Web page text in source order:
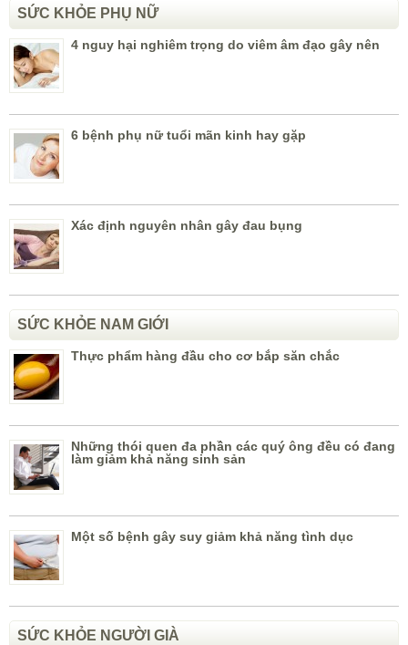
SỨC KHỎE PHỤ NỮ
4 nguy hại nghiêm trọng do viêm âm đạo gây nên
6 bệnh phụ nữ tuổi mãn kinh hay gặp
Xác định nguyên nhân gây đau bụng
SỨC KHỎE NAM GIỚI
Thực phẩm hàng đầu cho cơ bắp săn chắc
Những thói quen đa phần các quý ông đều có đang
làm giảm khả năng sinh sản
Một số bệnh gây suy giảm khả năng tình dục
SỨC KHỎE NGƯỜI GIÀ